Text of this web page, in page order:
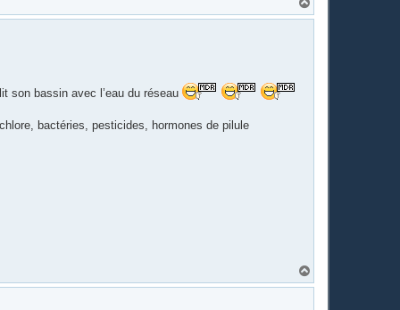
a
son bassin avec l’eau du réseau
bactéries, pesticides, hormones de pilule
a